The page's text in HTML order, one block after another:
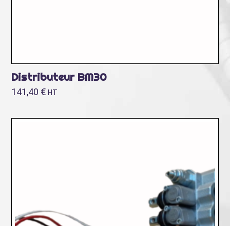
Distributeur BM30
141,40 € HT